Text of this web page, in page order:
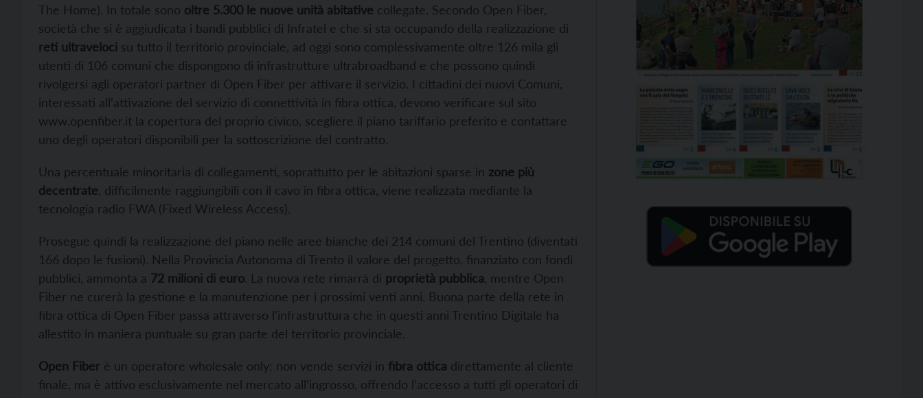
The Home). In totale sono oltre 5.300 le nuove unità abitative collegate. Secondo Open Fiber,
società che si è aggiudicata i bandi pubblici di Infratel e che si sta occupando della realizzazione di
reti ultraveloci su tutto il territorio provinciale, ad oggi sono complessivamente oltre 126 mila gli
utenti di 106 comuni che dispongono di infrastrutture ultrabroadband e che possono quindi
rivolgersi agli operatori partner di Open Fiber per attivare il servizio. I cittadini dei nuovi Comuni,
interessati all’attivazione del servizio di connettività in fibra ottica, devono verificare sul sito
www.openfiber.it la copertura del proprio civico, scegliere il piano tariffario preferito e contattare
uno degli operatori disponibili per la sottoscrizione del contratto.
Una percentuale minoritaria di collegamenti, soprattutto per le abitazioni sparse in zone più
decentrate , difficilmente raggiungibili con il cavo in fibra ottica, viene realizzata mediante la
tecnologia radio FWA (Fixed Wireless Access).
Prosegue quindi la realizzazione del piano nelle aree bianche dei 214 comuni del Trentino (diventati
166 dopo le fusioni). Nella Provincia Autonoma di Trento il valore del progetto, finanziato con fondi
pubblici, ammonta a 72 milioni di euro. La nuova rete rimarrà di proprietà pubblica , mentre Open
Fiber ne curerà la gestione e la manutenzione per i prossimi venti anni. Buona parte della rete in
fibra ottica di Open Fiber passa attraverso l’infrastruttura che in questi anni Trentino Digitale ha
allestito in maniera puntuale su gran parte del territorio provinciale.
Open Fiber è un operatore wholesale only: non vende servizi in fibra ottica direttamente al cliente
finale, ma è attivo esclusivamente nel mercato all’ingrosso, offrendo l’accesso a tutti gli operatori di